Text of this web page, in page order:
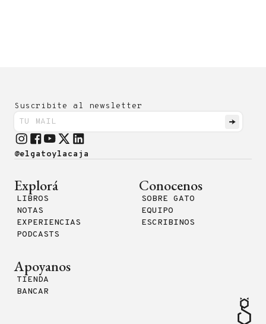
Suscribite al newsletter
@elgatoylacaja
Explorá
LIBROS
NOTAS
EXPERIENCIAS
PODCASTS
Conocenos
SOBRE GATO
EQUIPO
ESCRIBINOS
Apoyanos
TIENDA
BANCAR